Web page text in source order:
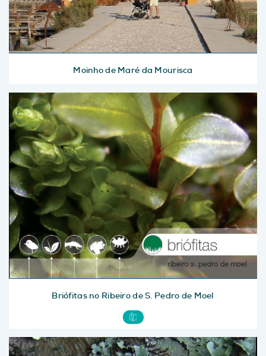
Moinho de Maré da Mourisca
Briófitas no Ribeiro de S. Pedro de Moel